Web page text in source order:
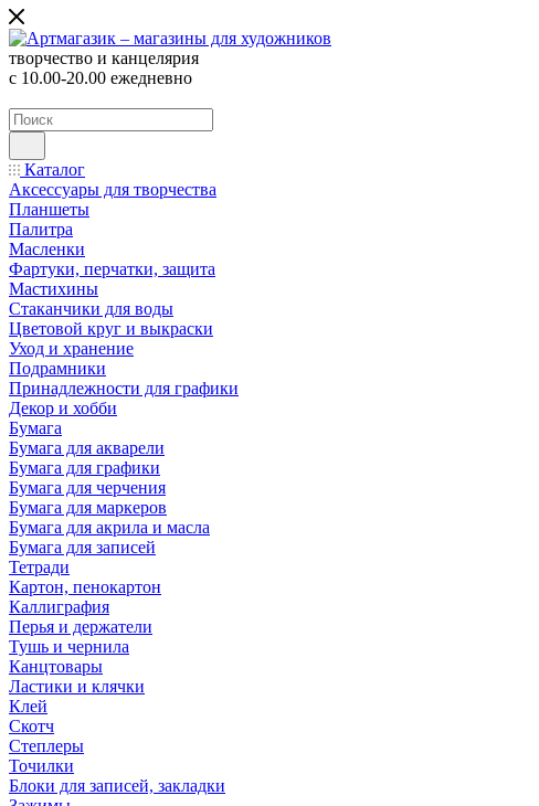
творчество и канцелярия
с 10.00-20.00 ежедневно
Каталог
Аксессуары для творчества
Планшеты
Палитра
Масленки
Фартуки, перчатки, защита
Мастихины
Стаканчики для воды
Цветовой круг и выкраски
Уход и хранение
Подрамники
Принадлежности для графики
Декор и хобби
Бумага
Бумага для акварели
Бумага для графики
Бумага для черчения
Бумага для маркеров
Бумага для акрила и масла
Бумага для записей
Тетради
Картон, пенокартон
Каллиграфия
Перья и держатели
Тушь и чернила
Канцтовары
Ластики и клячки
Клей
Скотч
Степлеры
Точилки
Блоки для записей, закладки